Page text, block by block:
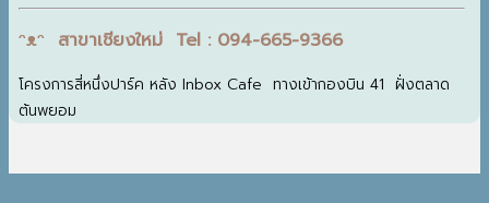
ᵔᴥᵔ สาขาเชียงใหม่ Tel : 094-665-9366
โครงการสี่หนึ่งปาร์ค หลัง Inbox Cafe ทางเข้ากองบิน 41 ฝั่งตลาด
ต้นพยอม